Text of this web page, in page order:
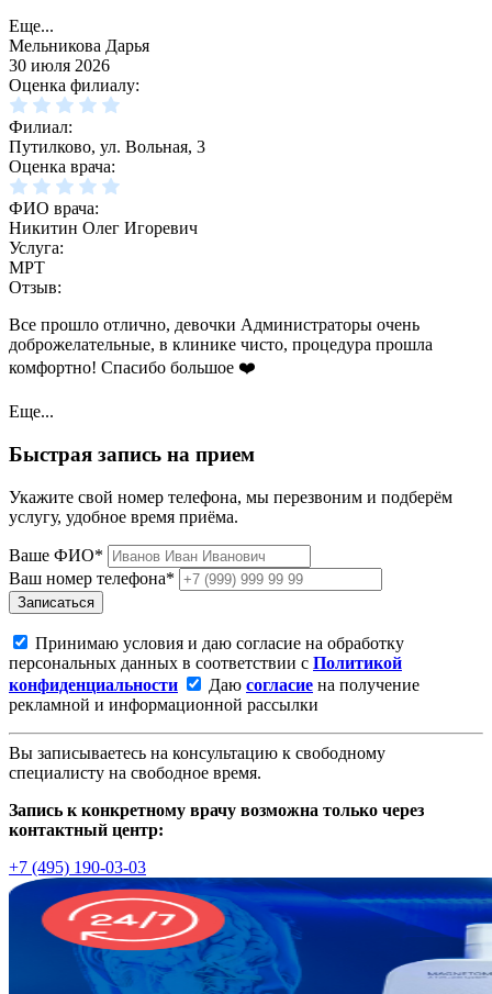
Еще...
Мельникова Дарья
30 июля 2026
Оценка филиалу:
Филиал:
Путилково, ул. Вольная, 3
Оценка врача:
ФИО врача:
Никитин Олег Игоревич
Услуга:
МРТ
Отзыв:
Все прошло отлично, девочки Администраторы очень
доброжелательные, в клинике чисто, процедура прошла
комфортно! Спасибо большое ❤️
Еще...
Быстрая запись на прием
Укажите свой номер телефона, мы перезвоним и подберём
услугу, удобное время приёма.
Ваше ФИО*
Ваш номер телефона*
Записаться
Принимаю условия и даю согласие на обработку
персональных данных в соответствии с Политикой
конфиденциальности
Даю согласие на получение
рекламной и информационной рассылки
Вы записываетесь на консультацию к свободному
специалисту на свободное время.
Запись к конкретному врачу возможна только через
контактный центр:
+7 (495) 190-03-03